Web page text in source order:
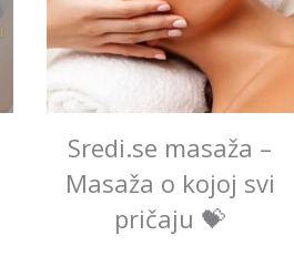
Sredi.se masaža –
Masaža o kojoj svi
pričaju 💝